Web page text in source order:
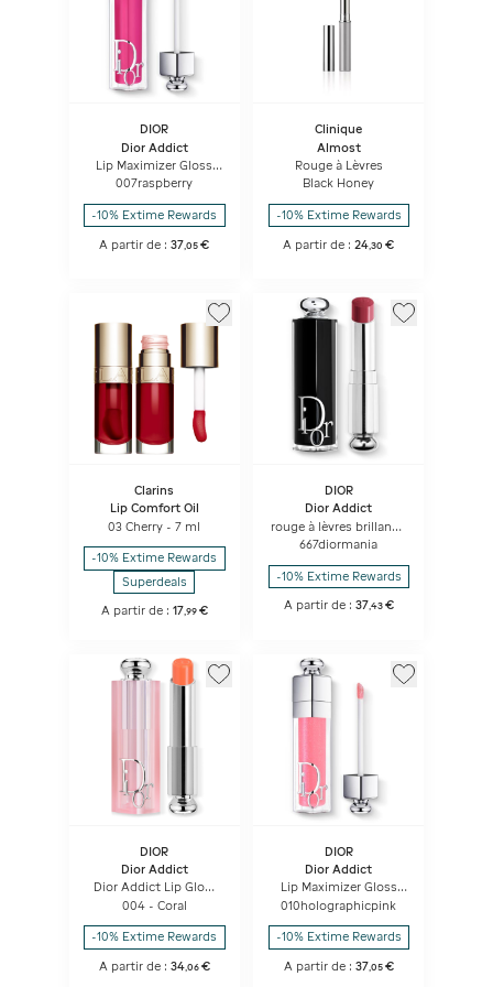
DIOR
Dior Addict
Lip Maximizer Gloss
repulpant lèvres -
hydratation et effet
volume - instantané et
longue durée
007raspberry
-10% Extime Rewards
A partir de :37 ,05 €
Clinique
Almost
Rouge à Lèvres
Black Honey
-10% Extime Rewards
A partir de :24 ,30 €
Clarins
Lip Comfort Oil
03 Cherry - 7 ml
-10% Extime Rewards
Superdeals
A partir de : 17,99 €
DIOR
Dior Addict
rouge à lèvres brillant -
90 % d'origine naturelle
- rechargeable
667diormania
-10% Extime Rewards
A partir de : 37,43 €
DIOR
Dior Addict
Dior Addict Lip Glow
Baume à Lèvres
Hydratant 48 H -
Couleur Activée Par Le
Ph
004 - Coral
-10% Extime Rewards
A partir de : 34,06 €
DIOR
Dior Addict
Lip Maximizer Gloss
repulpant lèvres -
hydratation et effet
volume - instantané et
longue durée
010holographicpink
-10% Extime Rewards
A partir de : 37,05 €